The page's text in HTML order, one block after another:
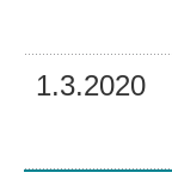
1.3.2020